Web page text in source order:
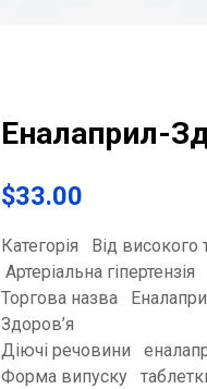
Еналаприл-
$33.00
Категорія Від високого
Артеріальна гіпертензія
Торгова назва
Здоров’я
Діючі речовини
Форма випуску